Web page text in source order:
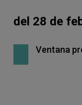
del 28 de
Ventana